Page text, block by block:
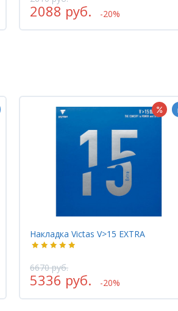
974 руб. -20%
Накладка DHS SKYLINE-3 NEO
2900 руб.
2320 руб. -20%